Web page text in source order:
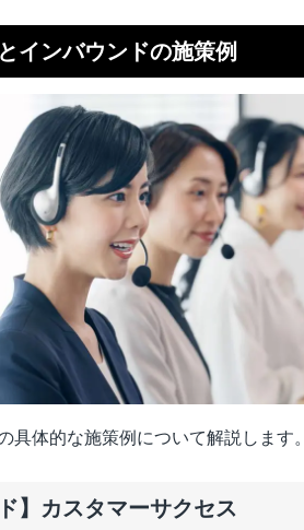
インバウンドの施策例
具体的な施策例について解説します。
】カスタマーサクセス